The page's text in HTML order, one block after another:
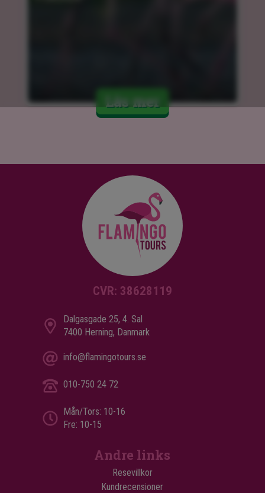
Läs mer
CVR: 38628119
Dalgasgade 25, 4. Sal
7400 Herning, Danmark
info@flamingotours.se
010-750 24 72
Mån/Tors: 10-16
Fre: 10-15
Andre links
Resevillkor
Kundrecensioner